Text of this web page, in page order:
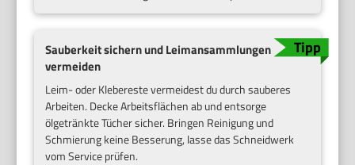
Sauberkeit sichern und Leimansammlungen
vermeiden
Leim- oder Klebereste vermeidest du durch sauberes
Arbeiten. Decke Arbeitsflächen ab und entsorge
ölgetränkte Tücher sicher. Bringen Reinigung und
Schmierung keine Besserung, lasse das Schneidwerk
vom Service prüfen.